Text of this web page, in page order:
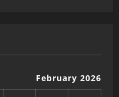
February 2026